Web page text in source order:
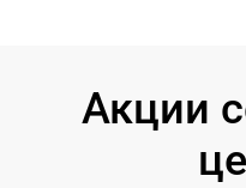
Акции